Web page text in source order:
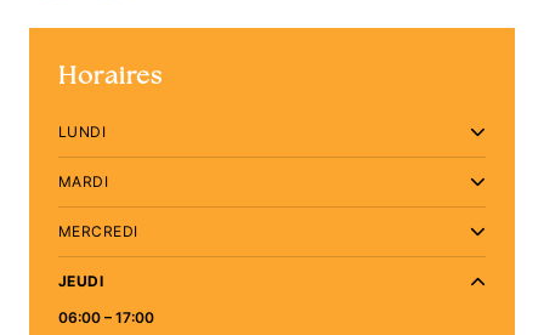
Horaires
LUNDI
MARDI
MERCREDI
JEUDI
06:00 – 17:00